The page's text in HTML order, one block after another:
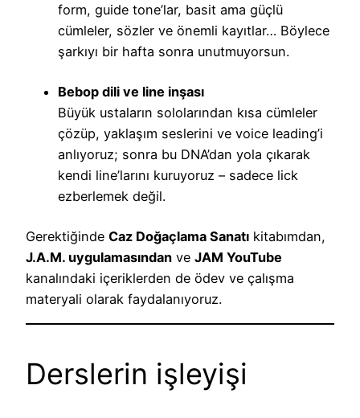
form, guide tone’lar, basit ama güçlü
cümleler, sözler ve önemli kayıtlar… Böylece
şarkıyı bir hafta sonra unutmuyorsun.
Bebop dili ve line inşası
Büyük ustaların sololarından kısa cümleler
çözüp, yaklaşım seslerini ve voice leading’i
anlıyoruz; sonra bu DNA’dan yola çıkarak
kendi line’larını kuruyoruz – sadece lick
ezberlemek değil.
Gerektiğinde Caz Doğaçlama Sanatı kitabımdan,
J.A.M. uygulamasından ve JAM YouTube
kanalındaki içeriklerden de ödev ve çalışma
materyali olarak faydalanıyoruz.
Derslerin işleyişi